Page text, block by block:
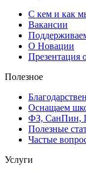
С кем и как
Вакансии
О Новации
Презентация
Полезное
Оснащаем
ФЗ, СанПин,
Полезные
Частые
Услуги